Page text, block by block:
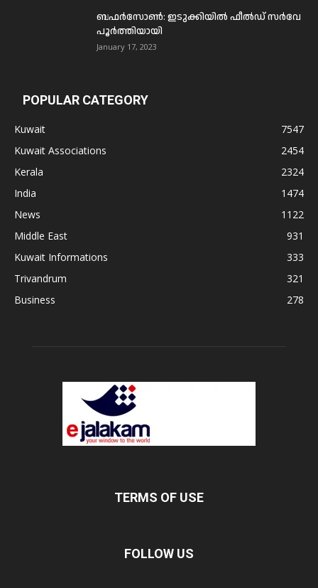
ബഫര്‍സോണ്‍: ഇടുക്കിയില്‍ ഫീല്‍ഡ് സര്‍വേ
പൂര്‍ത്തിയായി
January 17, 2023
POPULAR CATEGORY
Kuwait
7547
Kuwait Associations
2454
Kerala
2324
India
1474
News
1122
Middle East
931
Kuwait Informations
333
Trivandrum
321
Business
278
TERMS OF USE
FOLLOW US